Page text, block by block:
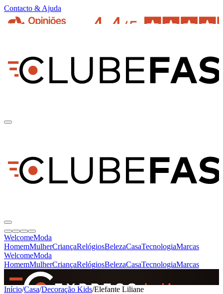
Contacto & Ajuda
WelcomeModa
HomemMulherCriançaRelógiosBelezaCasaTecnologiaMarcas
WelcomeModa
HomemMulherCriançaRelógiosBelezaCasaTecnologiaMarcas
SINCE 2005
Início/Casa/Decoração Kids/Elefante Liliane